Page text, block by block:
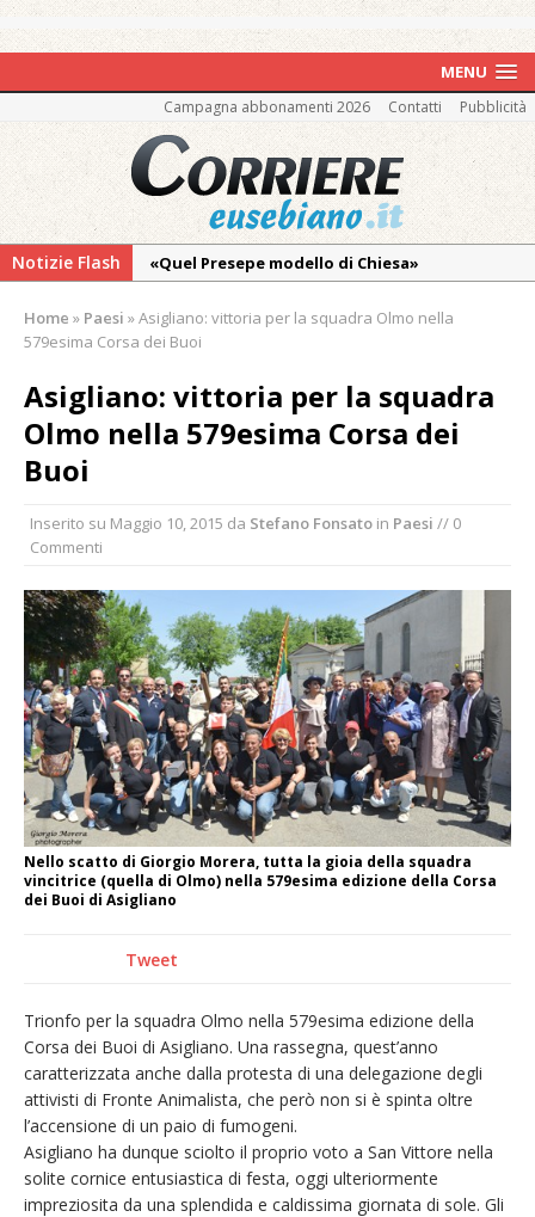
MENU
Campagna abbonamenti 2026 Contatti Pubblicità
Notizie Flash
«Quel Presepe modello di Chiesa»
Ringraziamento: convegno, messa e
Quel giardino davanti all’ospedale curato da
otto soggetti autistici in cura all’Asl di
nell’Alto Novarese si contano i danni del
Estate di sagre anche per i mezzi storici della
collezione della Fondazione Marazzato
Pro vs Saluzzo, amichevole di buon riscontro
Piscina ex Enal non balneabile dopo i controlli
dell’Asl. Il Comune: «Misura precauzionale e
provvisoria»
Dieci anni fa l’ingresso a Vercelli
dell’arcivescovo mons. Marco Arnolfo
Home » Paesi »Asigliano: vittoria per la squadra Olmo nella
579esima Corsa dei Buoi
Asigliano: vittoria per la squadra
Olmo nella 579esima Corsa dei
Buoi
Inserito su Maggio 10, 2015 da Stefano Fonsato in Paesi // 0
Commenti
Nello scatto di Giorgio Morera, tutta la gioia della squadra
vincitrice (quella di Olmo) nella 579esima edizione della Corsa
dei Buoi di Asigliano
Tweet
Trionfo per la squadra Olmo nella 579esima edizione della
Corsa dei Buoi di Asigliano. Una rassegna, quest’anno
caratterizzata anche dalla protesta di una delegazione degli
attivisti di Fronte Animalista, che però non si è spinta oltre
l’accensione di un paio di fumogeni.
Asigliano ha dunque sciolto il proprio voto a San Vittore nella
solite cornice entusiastica di festa, oggi ulteriormente
impreziosita da una splendida e caldissima giornata di sole. Gli